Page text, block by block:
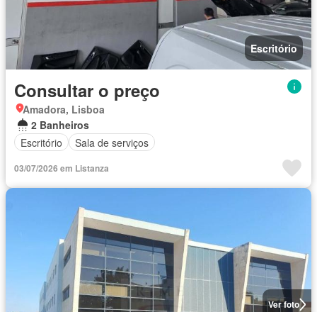
Escritório
Consultar o preço
Amadora, Lisboa
2 Banheiros
Escritório
Sala de serviços
03/07/2026 em Listanza
Ver foto